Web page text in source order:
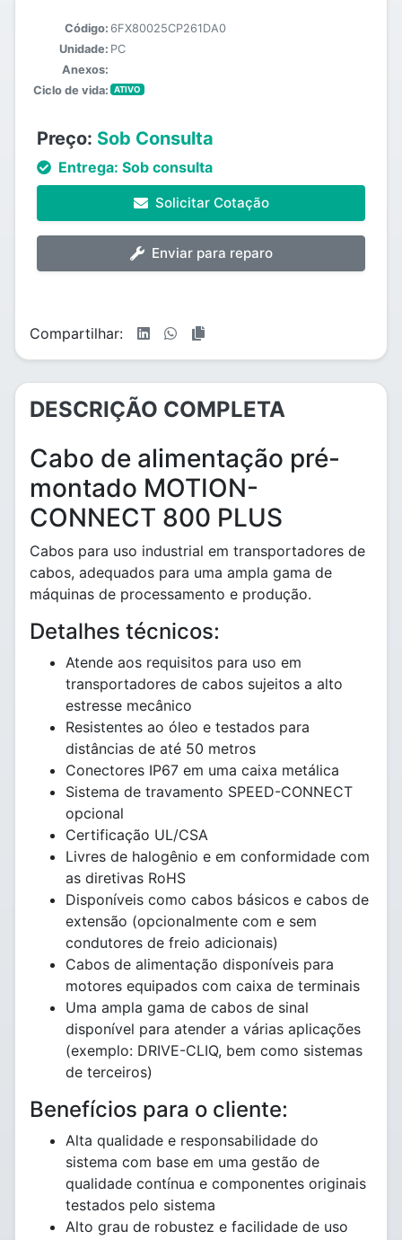
Código: 6FX80025CP261DA0
Unidade: PC
Anexos:
Ciclo de vida:
ATIVO
Preço: Sob Consulta
Entrega: Sob consulta
Solicitar Cotação
Enviar para reparo
Compartilhar:
DESCRIÇÃO COMPLETA
Cabo de alimentação pré-
montado MOTION-
CONNECT 800 PLUS
Cabos para uso industrial em transportadores de
cabos, adequados para uma ampla gama de
máquinas de processamento e produção.
Detalhes técnicos:
Atende aos requisitos para uso em
transportadores de cabos sujeitos a alto
estresse mecânico
Resistentes ao óleo e testados para
distâncias de até 50 metros
Conectores IP67 em uma caixa metálica
Sistema de travamento SPEED-CONNECT
opcional
Certificação UL/CSA
Livres de halogênio e em conformidade com
as diretivas RoHS
Disponíveis como cabos básicos e cabos de
extensão (opcionalmente com e sem
condutores de freio adicionais)
Cabos de alimentação disponíveis para
motores equipados com caixa de terminais
Uma ampla gama de cabos de sinal
disponível para atender a várias aplicações
(exemplo: DRIVE-CLIQ, bem como sistemas
de terceiros)
Benefícios para o cliente:
Alta qualidade e responsabilidade do
sistema com base em uma gestão de
qualidade contínua e componentes originais
testados pelo sistema
Alto grau de robustez e facilidade de uso